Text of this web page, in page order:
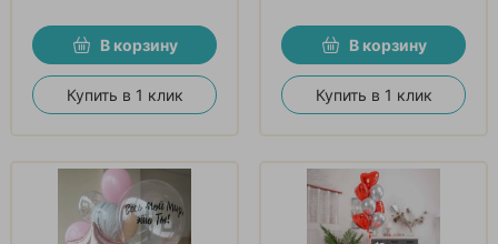
В корзину
Купить в 1 клик
В корзину
Купить в 1 клик